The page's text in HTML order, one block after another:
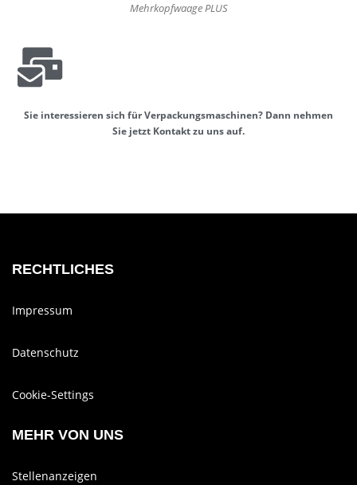
Mehr­kopf­waage PLUS
Sie inter­es­sieren sich für Ver­pa­ckungs­ma­schinen? Dann nehmen
Sie jetzt Kontakt zu uns auf.
RECHTLICHES
Impressum
Datenschutz
Cookie-Settings
MEHR VON UNS
Stellenanzeigen